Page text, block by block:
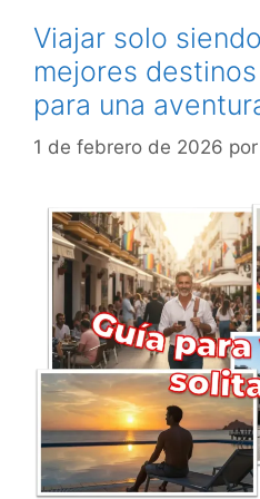
Viajar solo
mejores
para una
1 de febrero de 2026 por